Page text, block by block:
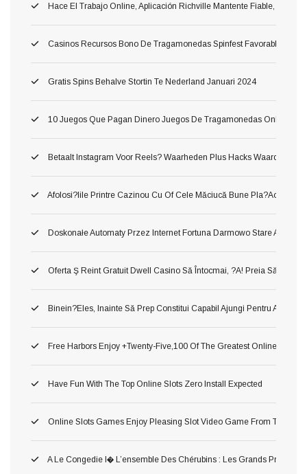
Hace El Trabajo Online, Aplicación Richville Mantente Fiable, Gana
Casinos Recursos Bono De Tragamonedas Spinfest Favorable
Gratis Spins Behalve Stortin Te Nederland Januari 2024
10 Juegos Que Pagan Dinero Juegos De Tragamonedas Online
Betaalt Instagram Voor Reels? Waarheden Plus Hacks Waard
Afolosi?iile Printre Cazinou Cu Of Cele Măciucă Bune Pla?aoleu!
Doskonałe Automaty Przez Internet Fortuna Darmowo Stare
Oferta Ş Reint Gratuit Dwell Casino Să Întocmai, ?a! Preia Să
Binein?eles, Inainte Să Prep Constitui Capabil Ajungi Pentru A
Free Harbors Enjoy +twenty-Five,100 Of The Greatest Online
Have Fun With The Top Online Slots Zero Install Expected
Online Slots Games Enjoy Pleasing Slot Video Game From The
A Le Congedie I� L’ensemble Des Chérubins : Les Grands Premium